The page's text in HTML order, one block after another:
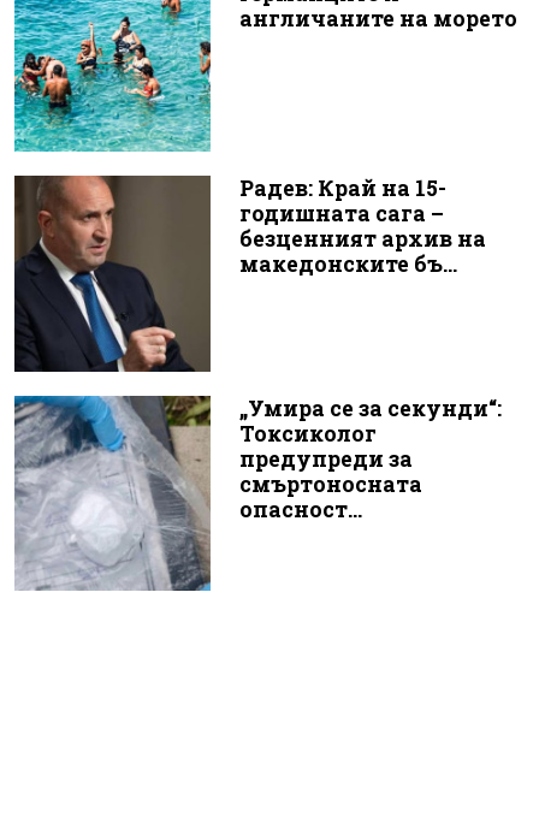
англичаните на морето
Радев: Край на 15-
годишната сага –
безценният архив на
македонските бъ...
„Умира се за секунди“:
Токсиколог
предупреди за
смъртоносната
опасност...